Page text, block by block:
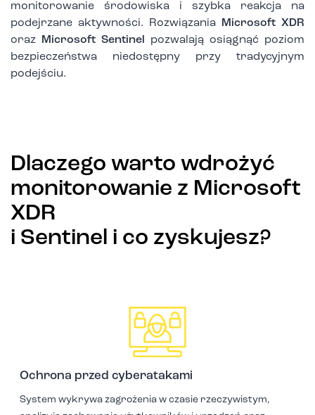
monitorowanie środowiska i szybka reakcja na
podejrzane aktywności. Rozwiązania
Microsoft XDR
oraz
Microsoft Sentinel
pozwalają osiągnąć poziom
bezpieczeństwa niedostępny przy tradycyjnym
podejściu.
Dlaczego warto wdrożyć
monitorowanie z Microsoft
XDR
i Sentinel i co zyskujesz?
Ochrona przed cyberatakami
System wykrywa zagrożenia w czasie rzeczywistym,